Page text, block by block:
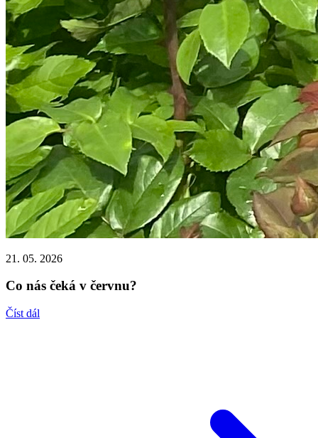
21. 05. 2026
Co nás čeká v červnu?
Číst dál